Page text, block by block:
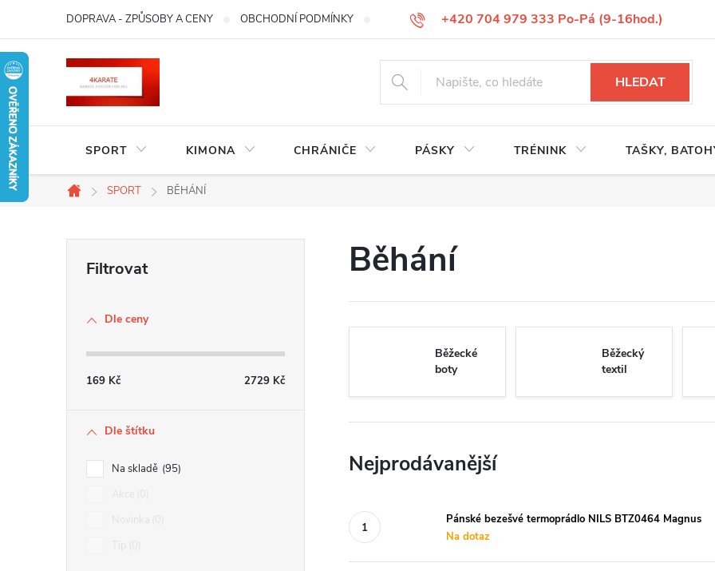
obsah
+420 704 979 333 Po-Pá (9-16hod.)
DOPRAVA - ZPŮSOBY A CENY OBCHODNÍ PODMÍNKY VÝMĚNA ZBOŽÍ REKLAMACE ZBOŽÍ ODSTOUPENÍ OD
HLEDAT
SPORT KIMONA CHRÁNIČE PÁSKY TRÉNINK TAŠKY,
Domů
SPORT BĚHÁNÍ
Dle ceny
169 Kč 2729 Kč
Dle štítku
Na skladě 95
Běhání
Běžecké
boty
Běžecký
textil
Nejprodávanější
Pánské bezešvé termoprádlo NILS BTZ0464 Magnus
Na dotaz